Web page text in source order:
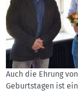
Auch die Ehrung
Geburtstagen ist